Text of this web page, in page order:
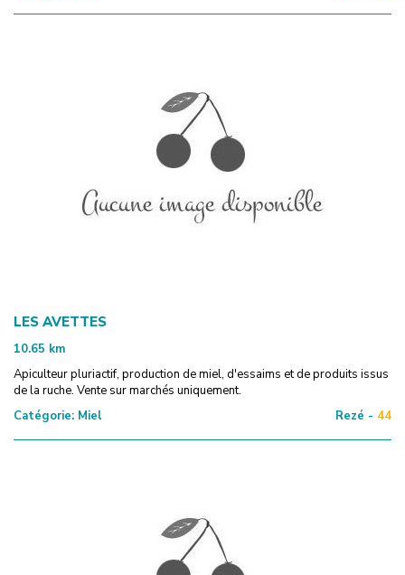
LES AVETTES
10.65 km
Apiculteur pluriactif, production de miel, d'essaims et de produits issus
de la ruche. Vente sur marchés uniquement.
Catégorie: Miel Rezé - 44